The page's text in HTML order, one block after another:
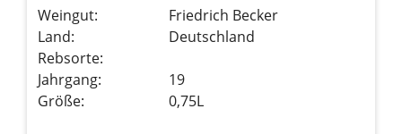
Weingut:
Friedrich Becker
Land:
Deutschland
Rebsorte:
Jahrgang:
19
Größe:
0,75L